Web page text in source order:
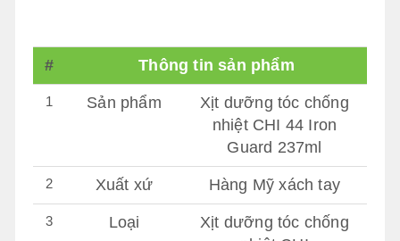
# Thông tin sản phẩm
1 Sản phẩm
Xịt dưỡng tóc chống
nhiệt CHI 44 Iron
Guard 237ml
2 Xuất xứ Hàng Mỹ xách tay
3 Loại
Xịt dưỡng tóc chống